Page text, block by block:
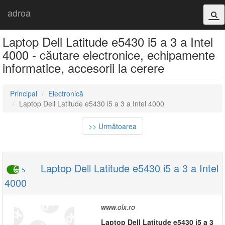
adroa
Laptop Dell Latitude e5430 i5 a 3 a Intel
4000 - căutare electronice, echipamente
informatice, accesorii la cerere
Principal
Electronică
Laptop Dell Latitude e5430 i5 a 3 a Intel 4000
>> Următoarea
5
Laptop Dell Latitude e5430 i5 a 3 a Intel
4000
www.olx.ro
Laptop Dell Latitude e5430 i5 a 3